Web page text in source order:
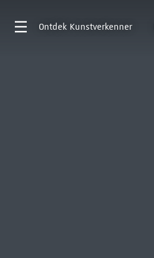
Ontdek Kunstverkenner